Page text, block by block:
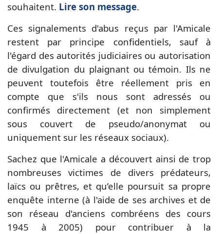
souhaitent. Lire son message.
Ces signalements d'abus reçus par l'Amicale
restent par principe confidentiels, sauf à
l'égard des autorités judiciaires ou autorisation
de divulgation du plaignant ou témoin. Ils ne
peuvent toutefois être réellement pris en
compte que s'ils nous sont adressés ou
confirmés directement (et non simplement
sous couvert de pseudo/anonymat ou
uniquement sur les réseaux sociaux).
Sachez que l'Amicale a découvert ainsi de trop
nombreuses victimes de divers prédateurs,
laïcs ou prêtres, et qu’elle poursuit sa propre
enquête interne (à l'aide de ses archives et de
son réseau d'anciens combréens des cours
1945 à 2005) pour contribuer à la